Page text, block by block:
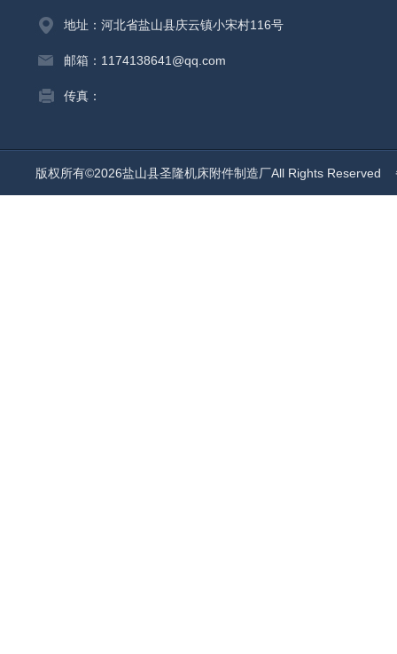
地址：河北省盐山县庆云镇小宋村116号
邮箱：1174138641@qq.com
传真：
版权所有©2026盐山县圣隆机床附件制造厂All Rights Reserved